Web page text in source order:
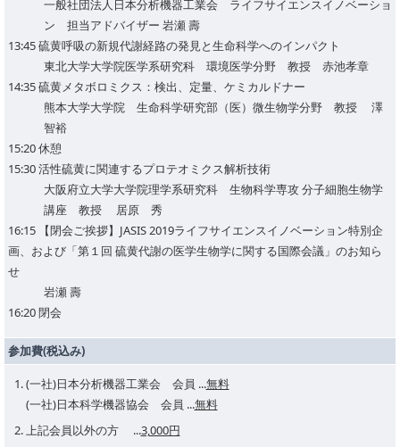
一般社団法人日本分析機器工業会 ライフサイエンスイノベーショ
ン 担当アドバイザー 岩瀬 壽
13:45 硫黄呼吸の新規代謝経路の発見と生命科学へのインパクト
東北大学大学院医学系研究科 環境医学分野 教授 赤池孝章
14:35 硫黄メタボロミクス：検出、定量、ケミカルドナー
熊本大学大学院 生命科学研究部（医）微生物学分野 教授 澤
智裕
15:20 休憩
15:30 活性硫黄に関連するプロテオミクス解析技術
大阪府立大学大学院理学系研究科 生物科学専攻 分子細胞生物学
講座 教授 居原 秀
16:15 【閉会ご挨拶】JASIS 2019ライフサイエンスイノベーション特別企
画、および「第１回 硫黄代謝の医学生物学に関する国際会議」のお知ら
せ
岩瀬 壽
16:20 閉会
参加費(税込み)
(一社)日本分析機器工業会 会員 ...無料
(一社)日本科学機器協会 会員 ...無料
上記会員以外の方 ...3,000円